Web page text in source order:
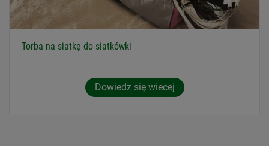
Torba na siatkę do siatkówki
Dowiedz się wiecej